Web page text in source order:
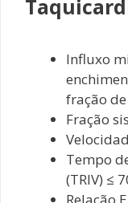
Influxo
fração
Fração
Tempo
(TRIV) ≤
Relação